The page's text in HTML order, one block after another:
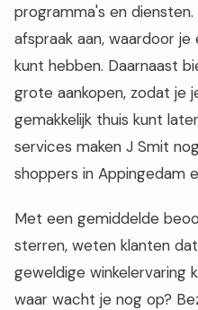
programma's en
afspraak aan, waardoor
kunt hebben. Daarnaast
grote aankopen, zodat je
gemakkelijk thuis kunt
services maken J Smit
shoppers in Appingedam
Met een gemiddelde
sterren, weten klanten
geweldige winkelervaring
waar wacht je nog op?